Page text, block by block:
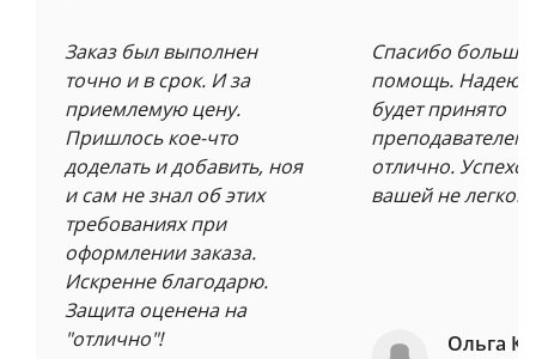
Заказ был выполнен
точно и в срок. И за
приемлемую цену.
Пришлось кое-что
доделать и добавить, ноя
и сам не знал об этих
требованиях при
оформлении заказа.
Искренне благодарю.
Защита оценена на
"отлично"!
Спасибо
помощь.
будет принято
преподавателем
отлично.
вашей не легкой
Ольга